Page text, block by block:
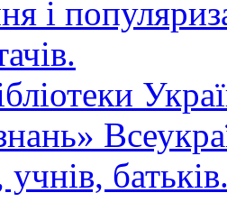
і
учнів,